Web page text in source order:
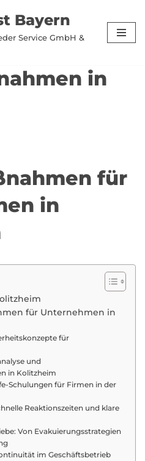
Bayern
Service GmbH &
in
für
in
für Unternehmen in
für
und
in Kolitzheim
Schulungen für Firmen in der
Reaktionszeiten und klare
Von Evakuierungsstrategien
im Geschäftsbetrieb